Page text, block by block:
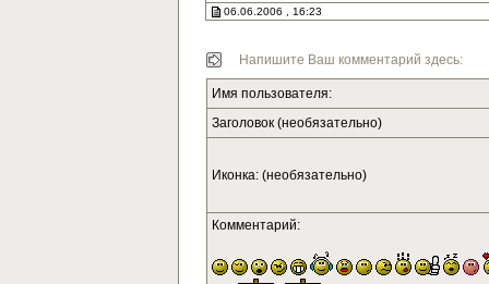
06.06.2006 , 16:23
Напишите Ваш комментарий здесь:
Имя пользователя:
Заголовок (необязательно)
Иконка: (необязательно)
Комментарий: